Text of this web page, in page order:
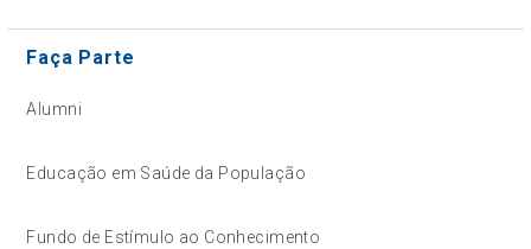
Faça Parte
Alumni
Educação em Saúde da População
Fundo de Estímulo ao Conhecimento